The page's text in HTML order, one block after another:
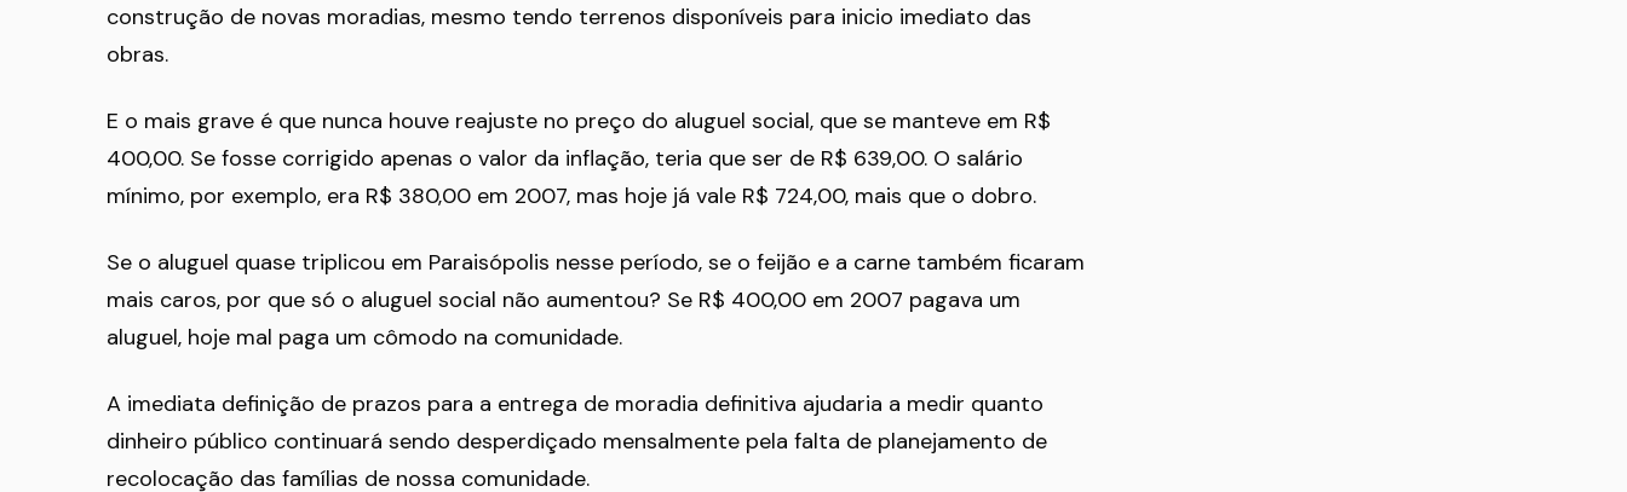
construção de novas moradias, mesmo tendo terrenos disponíveis para inicio imediato das
obras.
E o mais grave é que nunca houve reajuste no preço do aluguel social, que se manteve em R$
400,00. Se fosse corrigido apenas o valor da inflação, teria que ser de R$ 639,00. O salário
mínimo, por exemplo, era R$ 380,00 em 2007, mas hoje já vale R$ 724,00, mais que o dobro.
Se o aluguel quase triplicou em Paraisópolis nesse período, se o feijão e a carne também ficaram
mais caros, por que só o aluguel social não aumentou? Se R$ 400,00 em 2007 pagava um
aluguel, hoje mal paga um cômodo na comunidade.
A imediata definição de prazos para a entrega de moradia definitiva ajudaria a medir quanto
dinheiro público continuará sendo desperdiçado mensalmente pela falta de planejamento de
recolocação das famílias de nossa comunidade.